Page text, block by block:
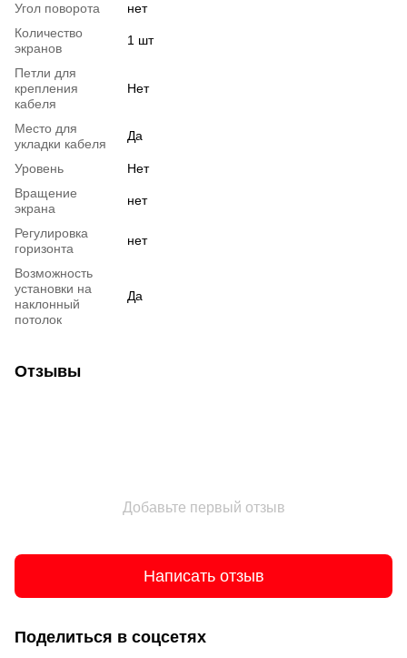
Угол поворота
нет
Количество
экранов
1 шт
Петли для
крепления
кабеля
Нет
Место для
укладки кабеля
Да
Уровень
Нет
Вращение
экрана
нет
Регулировка
горизонта
нет
Возможность
установки на
наклонный
потолок
Да
Отзывы
Добавьте первый отзыв
Написать отзыв
Поделиться в соцсетях